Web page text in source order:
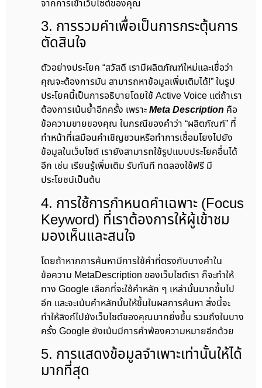
จากการเข้าเว็บไซต์ของคุณ
3. การรวมคำเพื่อเป็นการกระตุ้นการ
ตัดสินใจ
ตัวอย่างประโยค “สวัสดี เรามีผลิตภัณฑ์ใหม่และเชื่อว่า
คุณจะต้องการมัน สามารถหาข้อมูลเพิ่มเติมได้!” ในรูป
ประโยคนี้เป็นการอธิบายโดยใช้ Active Voice แต่ถ้าเรา
ต้องการเน้นย้ำอีกครั้ง เพราะMeta Description คือ
ข้อความขายของคุณ ในกรณีของคำว่า “ผลิตภัณฑ์” ที่
ทำหน้าที่เสมือนคำเชิญชวนหรือทำการเชื่อมโยงไปยัง
ข้อมูลในเว็บไซต์ เรายังสามารถใช้รูปแบบประโยคอื่นได้
อีก เช่น เรียนรู้เพิ่มเติม รับทันที ทดลองใช้ฟรี มี
ประโยชน์เป็นต้น
4. การใช้การกำหนดคำเฉพาะ (Focus
Keyword) ที่เราต้องการให้ผู้เข้าชม
มองเห็นและสนใจ
โดยถ้าหากการค้นหามีการใช้คำที่ตรงกับบางคำใน
ข้อความ MetaDescription ของเว็บไซต์เรา ก็จะทำให้
ทาง Google เลือกที่จะใช้คำหลัก ๆ เหล่านั้นมากขึ้นไป
อีก และจะเน้นคำหลักนั้นให้ขึ้นในผลการค้นหา สิ่งนี้จะ
ทำให้ลิงก์ไปยังเว็บไซต์ของคุณมากยิ่งขึ้น รวมถึงในบาง
ครั้ง Google ยังเน้นมีการคำพ้องความหมายอีกด้วย
5. การแสดงข้อมูลจำเพาะเท่านั้นให้ได้
มากที่สุด